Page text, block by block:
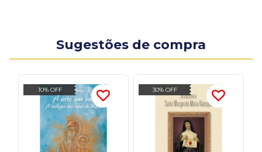
Sugestões de compra
10% OFF 30% OFF